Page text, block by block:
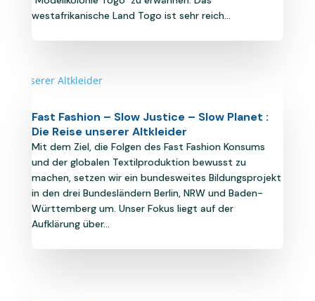
westafrikanische Land Togo ist sehr reich...
Fast Fashion – Slow Justice – Slow Planet :
Die Reise unserer Altkleider
Mit dem Ziel, die Folgen des Fast Fashion Konsums
und der globalen Textilproduktion bewusst zu
machen, setzen wir ein bundesweites Bildungsprojekt
in den drei Bundesländern Berlin, NRW und Baden-
Württemberg um. Unser Fokus liegt auf der
Aufklärung über...